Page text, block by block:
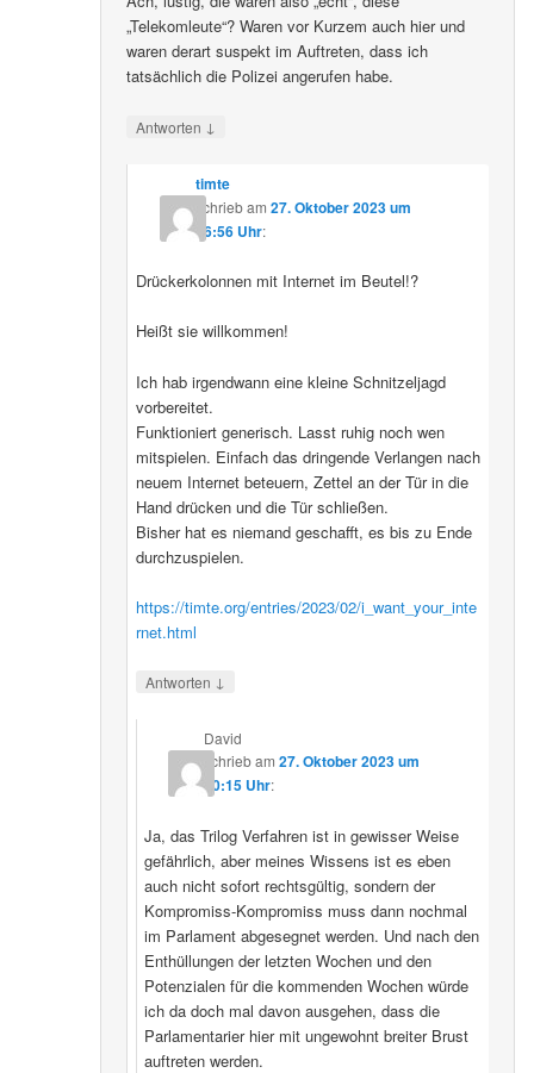
„Telekomleute“? Waren vor Kurzem auch hier und
waren derart suspekt im Auftreten, dass ich
tatsächlich die Polizei angerufen habe.
Antworten ↓
timte
schriebam 27. Oktober 2023 um
16:56 Uhr:
Drückerkolonnen mit Internet im Beutel!?
Heißt sie willkommen!
Ich hab irgendwann eine kleine Schnitzeljagd
vorbereitet.
Funktioniert generisch. Lasst ruhig noch wen
mitspielen. Einfach das dringende Verlangen nach
neuem Internet beteuern, Zettel an der Tür in die
Hand drücken und die Tür schließen.
Bisher hat es niemand geschafft, es bis zu Ende
durchzuspielen.
https://timte.org/entries/2023/02/i_want_your_inte
rnet.html
Antworten ↓
David
schriebam27. Oktober 2023 um
20:15 Uhr:
Ja, das Trilog Verfahren ist in gewisser Weise
gefährlich, aber meines Wissens ist es eben
auch nicht sofort rechtsgültig, sondern der
Kompromiss-Kompromiss muss dann nochmal
im Parlament abgesegnet werden. Und nach den
Enthüllungen der letzten Wochen und den
Potenzialen für die kommenden Wochen würde
ich da doch mal davon ausgehen, dass die
Parlamentarier hier mit ungewohnt breiter Brust
auftreten werden.